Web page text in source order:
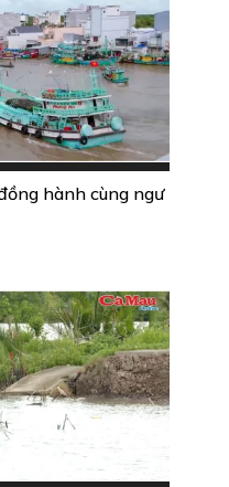
hành cùng ngư